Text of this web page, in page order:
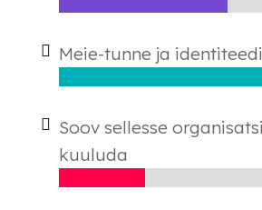
Meie-tunne ja
Soov sellesse
kuuluda